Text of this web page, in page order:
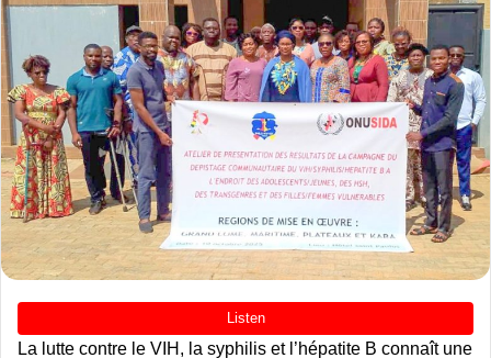
La lutte contre le VIH, la syphilis et l’hépatite B connaît une